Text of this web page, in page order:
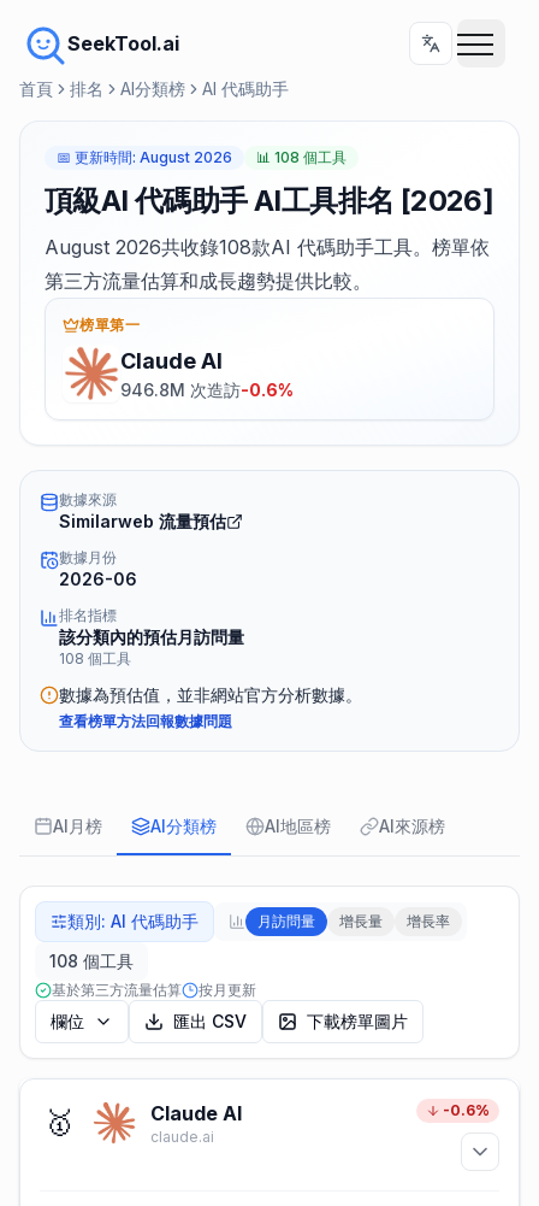
SeekTool.ai
首頁 排名 AI分類榜 AI 代碼助手
📅 更新時間: August 2026 📊 108 個工具
頂級AI 代碼助手 AI工具排名 [2026]
August 2026共收錄108款AI 代碼助手工具。榜單依
第三方流量估算和成長趨勢提供比較。
榜單第一
Claude AI
946.8M 次造訪-0.6%
數據來源
Similarweb 流量預估
數據月份
2026-06
排名指標
該分類內的預估月訪問量
108 個工具
數據為預估值，並非網站官方分析數據。
查看榜單方法回報數據問題
AI月榜 AI分類榜 AI地區榜 AI來源榜
類別: AI 代碼助手 月訪問量 增長量 增長率
108 個工具
基於第三方流量估算 按月更新
欄位 匯出 CSV 下載榜單圖片
🥇 Claude AI
claude.ai
-0.6%